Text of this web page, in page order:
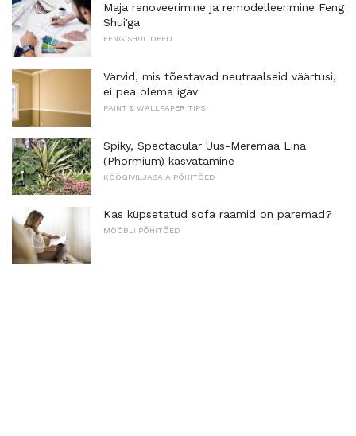
Maja renoveerimine ja remodelleerimine Feng
Shui'ga
FENG SHUI IDEED
Värvid, mis tõestavad neutraalseid väärtusi,
ei pea olema igav
PAINT & WALLPAPER TIPS
Spiky, Spectacular Uus-Meremaa Lina
(Phormium) kasvatamine
KÖÖGIVILJASAIA PÕHITÕED
Kas küpsetatud sofa raamid on paremad?
MÖÖBLI PÕHITÕED